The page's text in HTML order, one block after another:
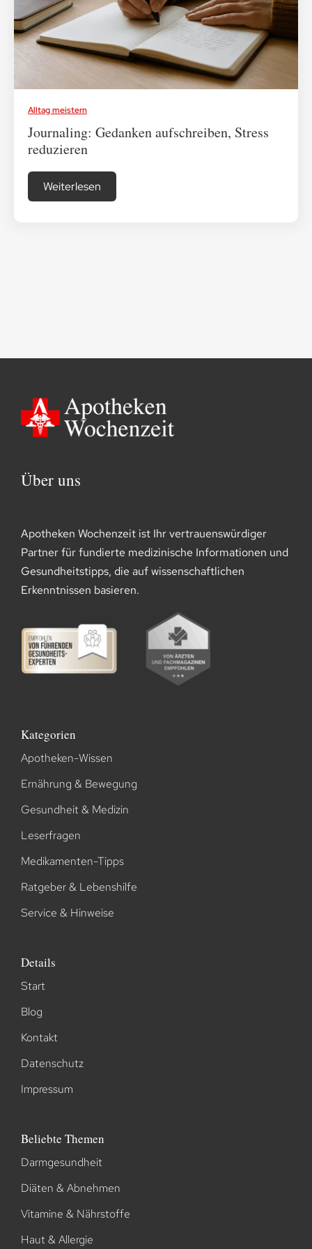
Medikamenten-Tipps
Ratgeber & Lebenshilfe
Alltag meistern
Journaling: Gedanken aufschreiben, Stress
reduzieren
Weiterlesen
Über uns
Apotheken Wochenzeit ist Ihr vertrauenswürdiger
Partner für fundierte medizinische Informationen und
Gesundheitstipps, die auf wissenschaftlichen
Erkenntnissen basieren.
Kategorien
Apotheken-Wissen
Ernährung & Bewegung
Gesundheit & Medizin
Leserfragen
Medikamenten-Tipps
Ratgeber & Lebenshilfe
Service & Hinweise
Details
Start
Blog
Kontakt
Datenschutz
Impressum
Beliebte Themen
Darmgesundheit
Diäten & Abnehmen
Vitamine & Nährstoffe
Haut & Allergie